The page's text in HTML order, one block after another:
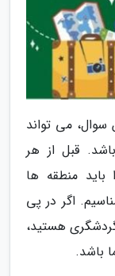
سوال، می تواند
قبل از هر
باید منطقه ها
اگر در پی
هستید،
باشد.